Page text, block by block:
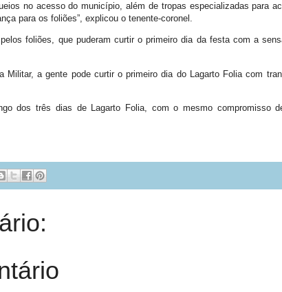
no acesso do município, além de tropas especializadas para
para os foliões”, explicou o tenente-coronel.
foliões, que puderam curtir o primeiro dia da festa com a
Militar, a gente pode curtir o primeiro dia do Lagarto Folia com
dos três dias de Lagarto Folia, com o mesmo compromisso